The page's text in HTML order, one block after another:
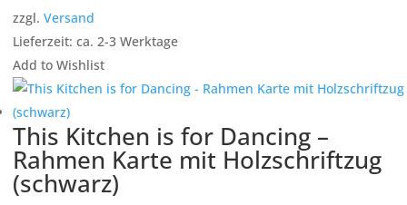
zzgl. Versand
Lieferzeit: ca. 2-3 Werktage
Add to Wishlist
This Kitchen is for Dancing –
Rahmen Karte mit Holzschriftzug
(schwarz)